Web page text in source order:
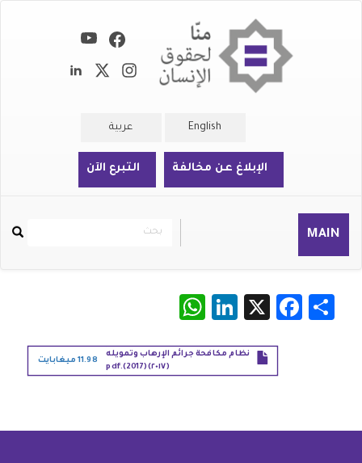
English عربية
الإبلاغ عن مخالفة التبرع الآن
MAIN
Rechercher
بحث
Share
Facebook
X
LinkedIn
نظام مكافحة جرائم الإرهاب وتمويله
(٢٠١٧) (2017).pdf
11.98 ميغابايت